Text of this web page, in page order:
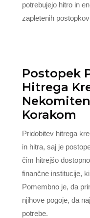
potrebujejo hitro in
zapletenih
Postopek
Hitrega
Korakom
Pridobitev hitrega
in hitra, saj je
čim hitrejšo
finančne institucije,
Pomembno je, da
njihove pogoje, da
potrebe.